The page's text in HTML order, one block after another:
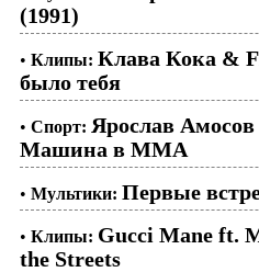
(1991)
• Клипы: Клава Кока &
было тебя
• Спорт: Ярослав
Машина в ММА
• Мультики: Первые
• Клипы: Gucci Mane ft.
the Streets